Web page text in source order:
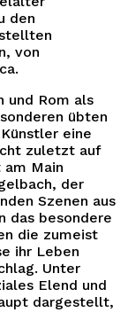
den
von
und Rom als
übten
eine
zuletzt auf
Main
der
Szenen aus
das besondere
die zumeist
ihr Leben
Unter
Elend und
dargestellt,